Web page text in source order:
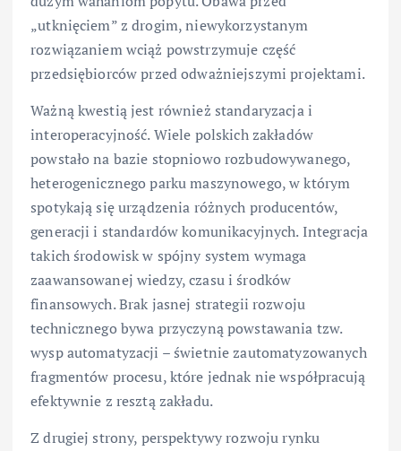
„utknięciem” z drogim, niewykorzystanym
rozwiązaniem wciąż powstrzymuje część
przedsiębiorców przed odważniejszymi projektami.
Ważną kwestią jest również standaryzacja i
interoperacyjność. Wiele polskich zakładów
powstało na bazie stopniowo rozbudowywanego,
heterogenicznego parku maszynowego, w którym
spotykają się urządzenia różnych producentów,
generacji i standardów komunikacyjnych. Integracja
takich środowisk w spójny system wymaga
zaawansowanej wiedzy, czasu i środków
finansowych. Brak jasnej strategii rozwoju
technicznego bywa przyczyną powstawania tzw.
wysp automatyzacji – świetnie zautomatyzowanych
fragmentów procesu, które jednak nie współpracują
efektywnie z resztą zakładu.
Z drugiej strony, perspektywy rozwoju rynku